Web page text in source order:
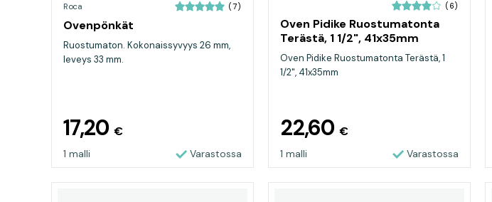
Roca (7)
Ovenpönkät
Ruostumaton. Kokonaissyvyys 26 mm,
leveys 33 mm.
17,20 €
1 malli Varastossa
(6)
Oven Pidike Ruostumatonta
Terästä, 1 1/2", 41x35mm
Oven Pidike Ruostumatonta Terästä, 1
1/2", 41x35mm
22,60 €
1 malli Varastossa